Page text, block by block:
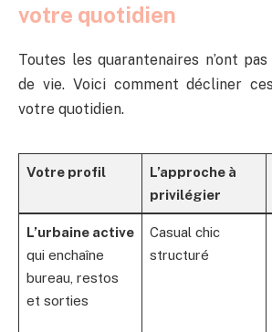
votre quotidien
Toutes les quarantenaires n’ont
de vie. Voici comment décliner
votre quotidien.
Votre profil
L’approche à
privilégier
L’urbaine active
qui enchaîne
bureau, restos
et sorties
Casual chic
structuré